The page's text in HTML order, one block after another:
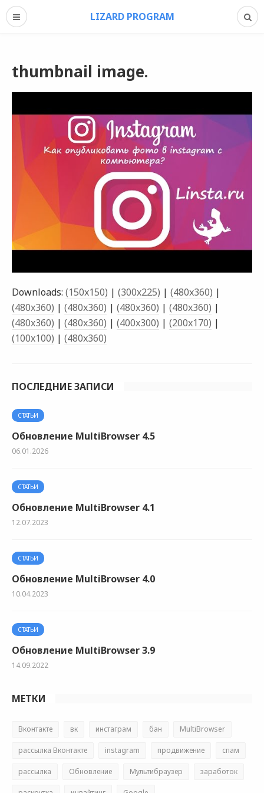
LIZARD PROGRAM
thumbnail image.
Downloads: (150x150) | (300x225) | (480x360) |
(480x360) | (480x360) | (480x360) | (480x360) |
(480x360) | (480x360) | (400x300) | (200x170) |
(100x100) | (480x360)
ПОСЛЕДНИЕ ЗАПИСИ
СТАТЬИ
Обновление MultiBrowser 4.5
06.01.2026
СТАТЬИ
Обновление MultiBrowser 4.1
12.07.2023
СТАТЬИ
Обновление MultiBrowser 4.0
10.04.2023
СТАТЬИ
Обновление MultiBrowser 3.9
14.09.2022
МЕТКИ
Вконтакте вк инстаграм бан MultiBrowser
рассылка Вконтакте instagram продвижение спам
рассылка Обновление Мультибраузер заработок